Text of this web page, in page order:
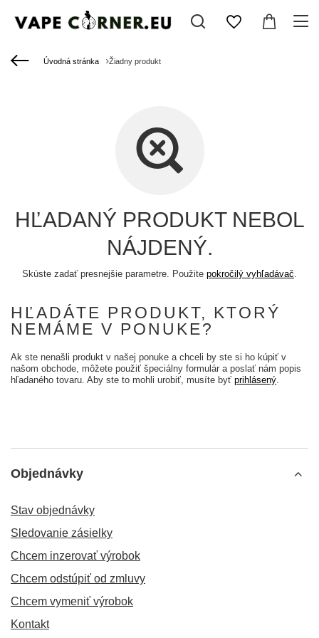
Úvodná stránka Žiadny produkt
HĽADANÝ PRODUKT NEBOL
NÁJDENÝ.
Skúste zadať presnejšie parametre. Použite pokročilý vyhľadávač.
HĽADÁTE PRODUKT, KTORÝ
NEMÁME V PONUKE?
Ak ste nenašli produkt v našej ponuke a chceli by ste si ho kúpiť v
našom obchode, môžete použiť špeciálny formulár a poslať nám popis
hľadaného tovaru. Aby ste to mohli urobiť, musíte byť prihlásený.
Objednávky
Stav objednávky
Sledovanie zásielky
Chcem inzerovať výrobok
Chcem odstúpiť od zmluvy
Chcem vymeniť výrobok
Kontakt